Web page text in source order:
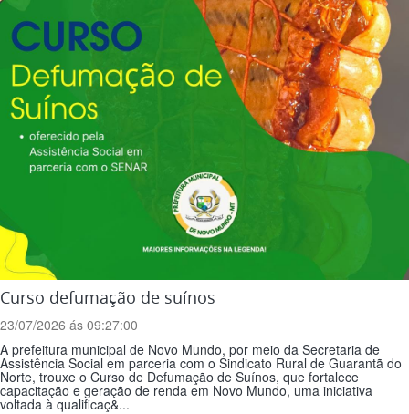
Curso defumação de suínos
23/07/2026 ás 09:27:00
A prefeitura municipal de Novo Mundo, por meio da Secretaria de
Assistência Social em parceria com o Sindicato Rural de Guarantã do
Norte, trouxe o Curso de Defumação de Suínos, que fortalece
capacitação e geração de renda em Novo Mundo, uma iniciativa
voltada à qualificaç&...